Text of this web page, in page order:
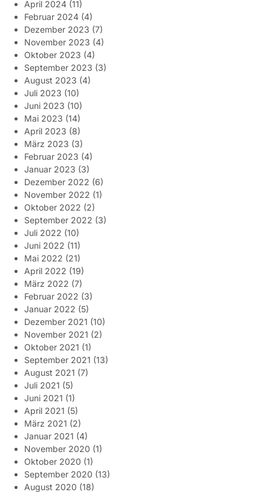
April 2024 (11)
Februar 2024 (4)
Dezember 2023 (7)
November 2023 (4)
Oktober 2023 (4)
September 2023 (3)
August 2023 (4)
Juli 2023 (10)
Juni 2023 (10)
Mai 2023 (14)
April 2023 (8)
März 2023 (3)
Februar 2023 (4)
Januar 2023 (3)
Dezember 2022 (6)
November 2022 (1)
Oktober 2022 (2)
September 2022 (3)
Juli 2022 (10)
Juni 2022 (11)
Mai 2022 (21)
April 2022 (19)
März 2022 (7)
Februar 2022 (3)
Januar 2022 (5)
Dezember 2021 (10)
November 2021 (2)
Oktober 2021 (1)
September 2021 (13)
August 2021 (7)
Juli 2021 (5)
Juni 2021 (1)
April 2021 (5)
März 2021 (2)
Januar 2021 (4)
November 2020 (1)
Oktober 2020 (1)
September 2020 (13)
August 2020 (18)